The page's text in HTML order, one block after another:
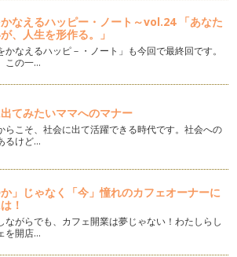
８１」和声分析にチャレンジしてみよう
とは、まるで物語を語るかのようです
８０」本を読もう
ン受講者みんなが、ベートーベンがどん
な時に曲…
９」様々なレッスンスタイル
いうのも時代によって進化したり変化し
、3つのレッスン…
８」同じ曲で応用することが大事
うのはご指導されている先生によってやり
す。基本のクラ…
なえるハッピー・ノート～vol.24 「あなた
、人生を形作る。」
かなえるハッピ－・ノート」も今回で最終回です。
この一…
てみたいママへのマナー
らこそ、社会に出て活躍できる時代です。社会への
るけど…
か」じゃなく「今」憧れのカフェオーナーに
！
ながらでも、カフェ開業は夢じゃない！わたしらし
を開店…